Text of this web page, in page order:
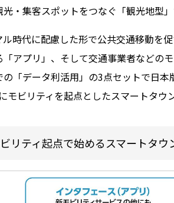
・集客スポットをつなぐ「観光地型」
時代に配慮した形で公共交通移動を
アプリ」、そして交通事業者などの
「データ利活用」の3点セットで日
モビリティを起点としたスマートタウ
リティ起点で始めるスマートタウ